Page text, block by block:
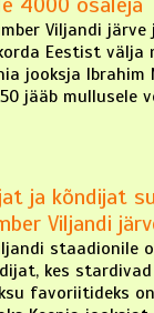
Viljandi
Eestist välja
jooksja Ibrahim
jääb mullusele
ja kõndijat
Viljandi
staadionile
kes
favoriitideks